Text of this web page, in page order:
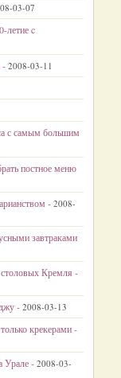
03-07
летие c
- 2008-03-11
с самым большим
постное меню
- 2008-
завтраками
Кремля -
- 2008-03-13
крекерами -
Урале - 2008-03-